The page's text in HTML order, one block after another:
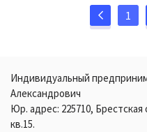
1
Индивидуальный
Александрович
Юр. адрес: 225710, Брестская
кв.15.